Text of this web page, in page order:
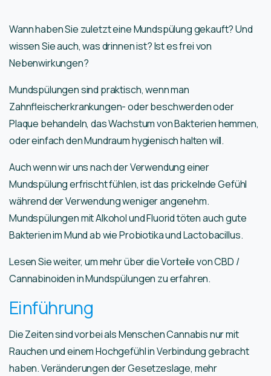
Wann haben Sie zuletzt eine Mundspülung gekauft? Und
wissen Sie auch, was drinnen ist? Ist es frei von
Nebenwirkungen?
Mundspülungen sind praktisch, wenn man
Zahnfleischerkrankungen- oder beschwerden oder
Plaque behandeln, das Wachstum von Bakterien hemmen,
oder einfach den Mundraum hygienisch halten will.
Auch wenn wir uns nach der Verwendung einer
Mundspülung erfrischt fühlen, ist das prickelnde Gefühl
während der Verwendung weniger angenehm.
Mundspülungen mit Alkohol und Fluorid töten auch gute
Bakterien im Mund ab wie Probiotika und Lactobacillus.
Lesen Sie weiter, um mehr über die Vorteile von CBD /
Cannabinoiden in Mundspülungen zu erfahren.
Einführung
Die Zeiten sind vorbei als Menschen Cannabis nur mit
Rauchen und einem Hochgefühl in Verbindung gebracht
haben. Veränderungen der Gesetzeslage, mehr